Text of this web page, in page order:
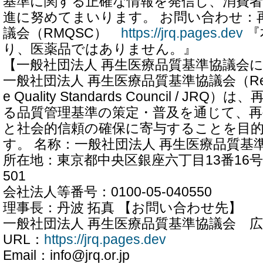
進に努めてまいります。 お問い合わせ：
議会（RMQSC）
https://jrq.pages.dev
り、医薬品ではありません。』
【一般社団法人 再生医療品質基準協議会
一般社団法人 再生医療品質基準協議会（
e Quality Standards Council / JRQ）は、
る品質管理基準の策定・普及を通じて、
と社会的信頼の確保に寄与することを目
す。 名称：一般社団法人 再生医療品質基
所在地：東京都中央区銀座六丁目13番16
501
会社法人等番号：0100-05-040550
理事長：丹波 拓真 【お問い合わせ先】
一般社団法人 再生医療品質基準協議会
URL： https://jrq.pages.dev
Email：info@jrq.or.jp